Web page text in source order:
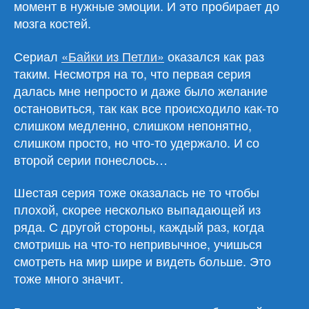
момент в нужные эмоции. И это пробирает до
мозга костей.
Сериал «Байки из Петли» оказался как раз
таким. Несмотря на то, что первая серия
далась мне непросто и даже было желание
остановиться, так как все происходило как-то
слишком медленно, слишком непонятно,
слишком просто, но что-то удержало. И со
второй серии понеслось…
Шестая серия тоже оказалась не то чтобы
плохой, скорее несколько выпадающей из
ряда. С другой стороны, каждый раз, когда
смотришь на что-то непривычное, учишься
смотреть на мир шире и видеть больше. Это
тоже много значит.